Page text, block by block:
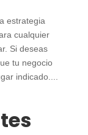
estrategia
cualquier
Si deseas
tu negocio
indicado....